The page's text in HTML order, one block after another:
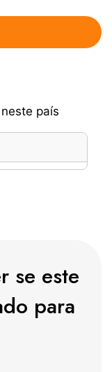
país
se este
para